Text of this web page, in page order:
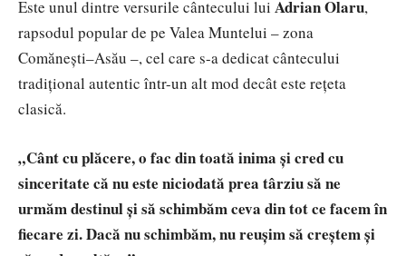
Este unul dintre versurile cântecului lui Adrian Olaru,
rapsodul popular de pe Valea Muntelui – zona
Comănești–Asău –, cel care s-a dedicat cântecului
tradițional autentic într-un alt mod decât este rețeta
clasică.
„Cânt cu plăcere, o fac din toată inima și cred cu
sinceritate că nu este niciodată prea târziu să ne
urmăm destinul și să schimbăm ceva din tot ce facem în
fiecare zi. Dacă nu schimbăm, nu reușim să creștem și